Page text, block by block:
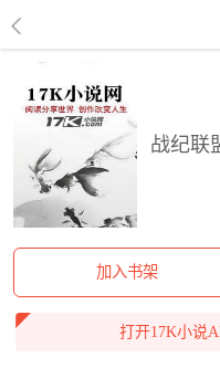
战纪联
加入书架
打开17K小说